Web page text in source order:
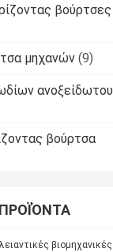
βούρτσες
μηχανών (9)
ανοξείδωτου
βούρτσα
βιομηχανικές